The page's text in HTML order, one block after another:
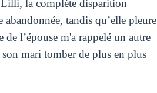
Lilli, la complète disparition
tandis qu’elle pleure
l’épouse m'a rappelé un autre
mari tomber de plus en plus